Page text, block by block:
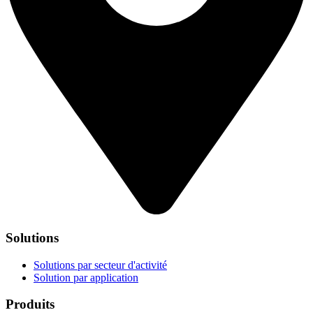
Solutions
Solutions par secteur d'activité
Solution par application
Produits